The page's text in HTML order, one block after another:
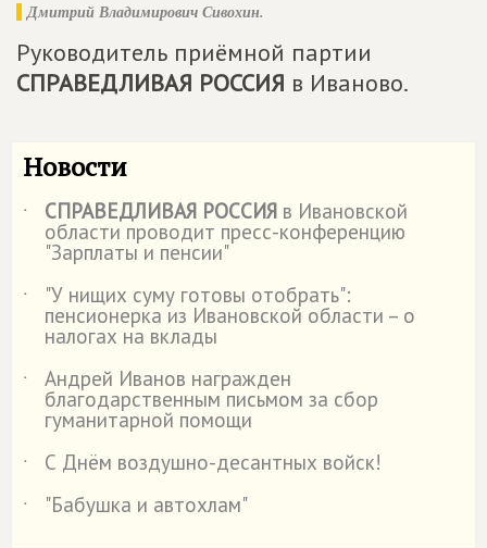
Дмитрий Владимирович Сивохин.
Руководитель приёмной партии
СПРАВЕДЛИВАЯ РОССИЯ в Иваново.
Новости
˙ СПРАВЕДЛИВАЯ РОССИЯ в Ивановской
области проводит пресс-конференцию
"Зарплаты и пенсии"
˙
"У нищих суму готовы отобрать":
пенсионерка из Ивановской области – о
налогах на вклады
˙
Андрей Иванов награжден
благодарственным письмом за сбор
гуманитарной помощи
˙
С Днём воздушно-десантных войск!
˙
"Бабушка и автохлам"